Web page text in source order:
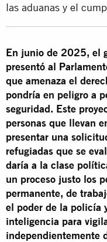
las aduanas y el
En junio de 2025, el
presentó al
que amenaza el
pondría en peligro a
seguridad. Este
personas que llevan
presentar una
refugiadas que se
daría a la clase
un proceso justo los
permanente, de
el poder de la policía
inteligencia para
independientemente